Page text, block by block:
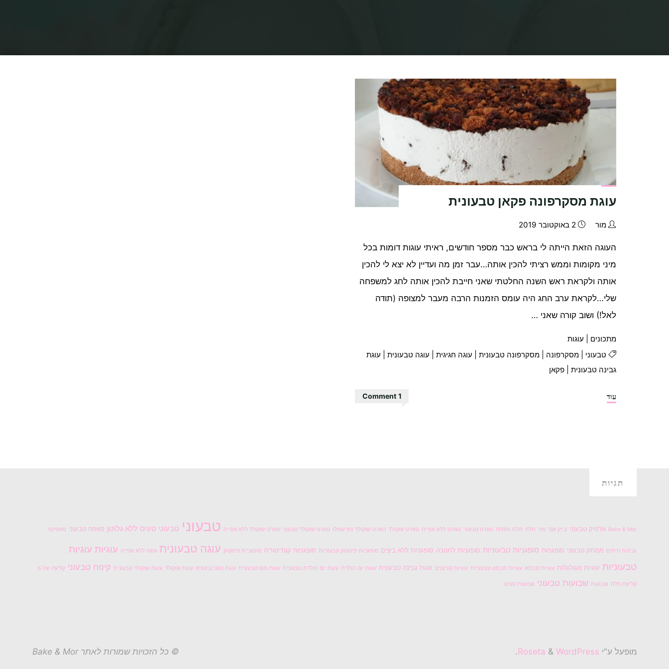
עוגת מסקרפונה פקאן טבעונית
מור 2 באוקטובר 2019
העוגה הזאת הייתה לי בראש כבר מספר חודשים, ראיתי עוגות דומות בכל
מיני מקומות וממש רציתי להכין אותה…עבר זמן מה ועדיין לא יצא לי להכין
אותה ולקראת ראש השנה החלטתי שאני חייבת להכין אותה לחג למשפחה
שלי…לקראת ערב החג היה עומס הזמנות הרבה מעבר למצופה (תודה
לאל!) ושוב קורה שאני …
מתכונים
עוגות
טבעוני
מסקרפונה מסקרפונה טבעונית| עוגה חגיגית| עוגה טבעונית| עוגת
גבינה טבעונית| פקאן
עוד"עוגת
1 Comment
תגיות
Bake & Mor ארטיק טבעוני בייק אנד מור חלה חלת מפתח טארט טבעוני טארט ללא אפייה טארט שוקולד טארט שוקולד ומרשמלו טארט שוקולד טבעוני טארט שוקולד ללא אפייה טבעוני טבעוני טעים ללא גלוטן מאפה טבעוני מאפינס
גבינות וזיתים ממתק טבעוני סופגניות סופגניות טבעוניות סופגניות לחנוכה סופגניות ללא ביצים סופגניות פיסטוק טבעוניות סופגניות קונדיטוריה סופגניית פיסטוק עוגה טבעונית עוגה ללא אפייה עוגיות עוגיות
טבעוניות עוגיות מגולגלות עוגיות סבתא עוגיות סבתא טבעוניות עוגיות קורצנים עוגת גבינה טבעונית עוגת יום הולדת עוגת יום הולדת טבעונית עוגת מוס טבעונית עוגת נוגט ובוטנים עוגת שוקולד עוגת שוקולד טבעונית קינוח טבעוני קליעה של 6
קליעת חלה שבועות שבועות טבעוני שבועות טעים
מופעל ע"י & WordPress
. © כל הזכויות שמורות לאתר Bake & Mor